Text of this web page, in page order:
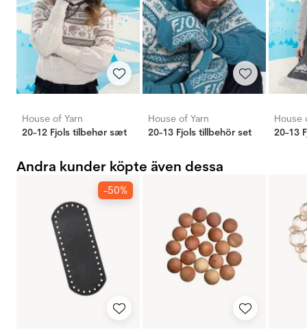
House of Yarn
20-12 Fjols tilbehør sæt
House of Yarn
20-13 Fjols tillbehör set
House
20-13
Andra kunder köpte även dessa
-50%